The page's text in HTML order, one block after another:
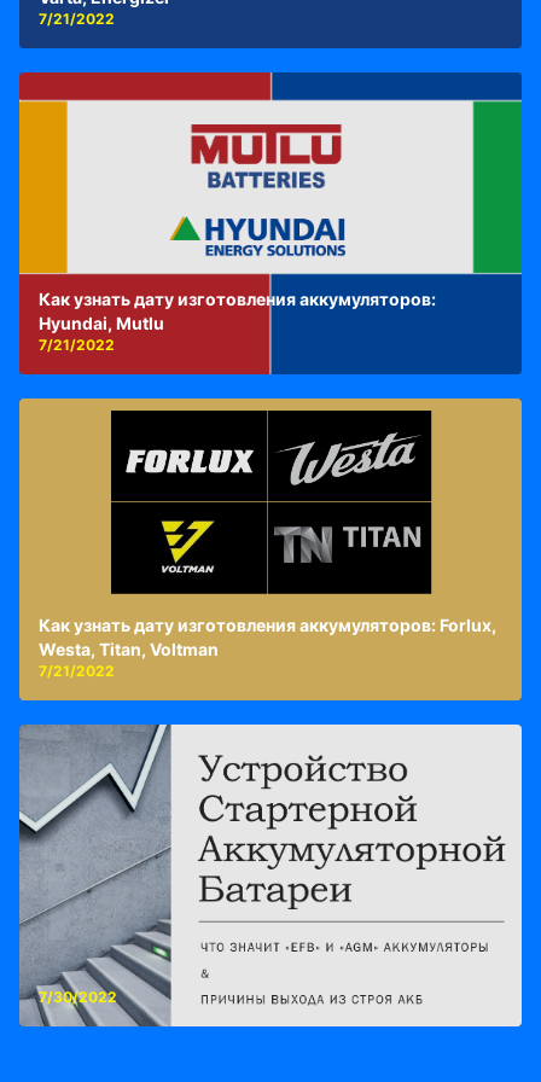
7/21/2022
Как узнать дату изготовления аккумуляторов:
Hyundai, Mutlu
7/21/2022
Как узнать дату изготовления аккумуляторов: Forlux,
Westa, Titan, Voltman
7/21/2022
7/30/2022